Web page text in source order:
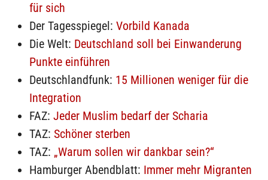
für sich
Der Tagesspiegel: Vorbild Kanada
Die Welt: Deutschland soll bei Einwanderung
Punkte einführen
Deutschlandfunk: 15 Millionen weniger für die
Integration
FAZ: Jeder Muslim bedarf der Scharia
TAZ: Schöner sterben
TAZ: „Warum sollen wir dankbar sein?“
Hamburger Abendblatt: Immer mehr Migranten